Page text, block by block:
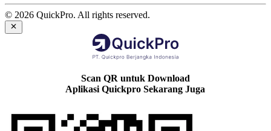
© 2026 QuickPro. All rights reserved.
Scan QR untuk Download
Aplikasi Quickpro Sekarang Juga